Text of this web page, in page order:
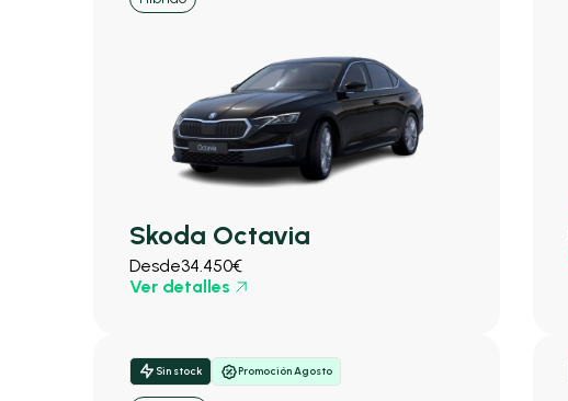
Skoda Octavia
Desde34.450€
Ver detalles
Sin stock Promoción Agosto